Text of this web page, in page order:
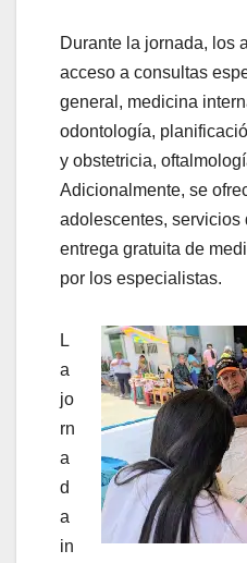
Durante la jornada, los
acceso a consultas
general, medicina
odontología,
y obstetricia,
Adicionalmente, se
adolescentes, servicios
entrega gratuita de
por los especialistas.
L
a
jo
rn
a
d
a
in